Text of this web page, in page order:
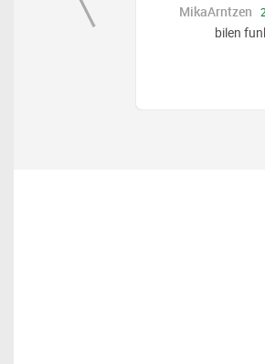
Fick tid med
MikaArntzen
bilen